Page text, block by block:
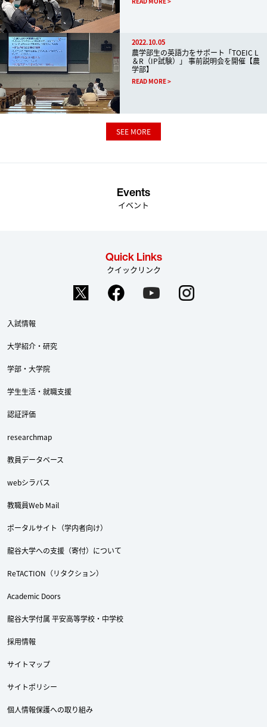
2022.10.05
農学部生の英語力をサポート「TOEIC L
＆R（IP試験）」 事前説明会を開催【農
学部】
READ MORE
SEE MORE
Events
イベント
Quick Links
クイックリンク
入試情報
大学紹介・研究
学部・大学院
学生生活・就職支援
認証評価
researchmap
教員データベース
webシラバス
教職員Web Mail
ポータルサイト（学内者向け）
龍谷大学への支援（寄付）について
ReTACTION（リタクション）
Academic Doors
龍谷大学付属 平安高等学校・中学校
採用情報
サイトマップ
サイトポリシー
個人情報保護への取り組み